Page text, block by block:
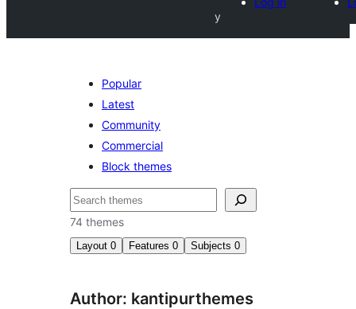
y
Popular
Latest
Community
Commercial
Block themes
Keresés
74 themes
Layout 0 Features 0 Subjects 0
Author: kantipurthemes